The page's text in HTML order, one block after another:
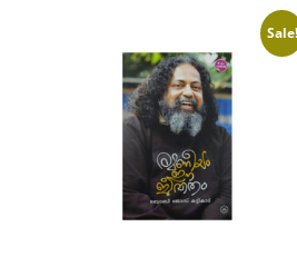
Sale!